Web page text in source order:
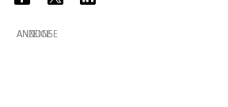
ANZEIGE